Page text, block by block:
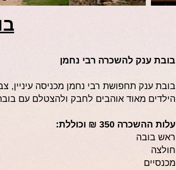
בובת ענק להשכרה רבי נחמן
בובת ענק תחפושת רבי נחמן מכניסה עיניין,
הילדים מאוד אוהבים לחבק ולהצטלם עם בובת
עלות ההשכרה 350 ₪ וכוללת:
ראש בובה
חולצה
מכנסיים